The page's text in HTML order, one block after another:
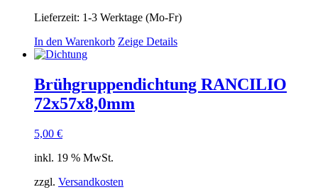
Lieferzeit: 1-3 Werktage (Mo-Fr)
In den Warenkorb Zeige Details
Brühgruppendichtung RANCILIO
72x57x8,0mm
5,00 €
inkl. 19 % MwSt.
zzgl. Versandkosten